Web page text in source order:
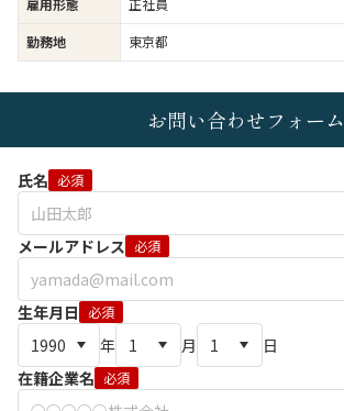
雇用形態
正社員
勤務地
東京都
お問い合わせフォーム
氏名 必須
メールアドレス 必須
生年月日 必須
年 月
日
在籍企業名 必須